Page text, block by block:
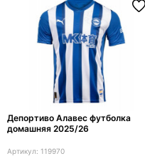
Депортиво Алавес футболка
домашняя 2025/26
119970